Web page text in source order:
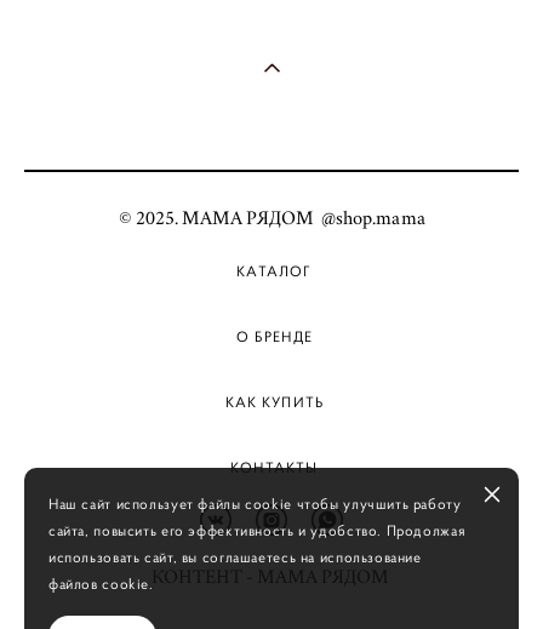
© 2025. МАМА РЯДОМ @shop.mama
КАТАЛОГ
О БРЕНДЕ
КАК КУПИТЬ
КОНТАКТЫ
КОНТЕНТ - МАМА РЯДОМ
Наш сайт использует файлы cookie чтобы улучшить работу
сайта, повысить его эффективность и удобство. Продолжая
использовать сайт, вы соглашаетесь на использование
файлов cookie.